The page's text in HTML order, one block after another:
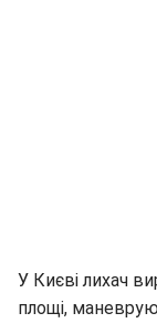
У Києві лихач
площі,